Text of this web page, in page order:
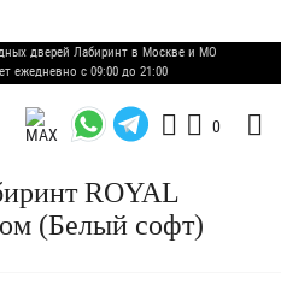
дверей Лабиринт в Москве и МО
ежедневно с 09:00 до 21:00
0
ROYAL
(Белый софт)